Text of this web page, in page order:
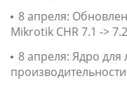
8 апреля:
Mikrotik CHR 7.1 -> 7.2
8 апреля: Ядро для